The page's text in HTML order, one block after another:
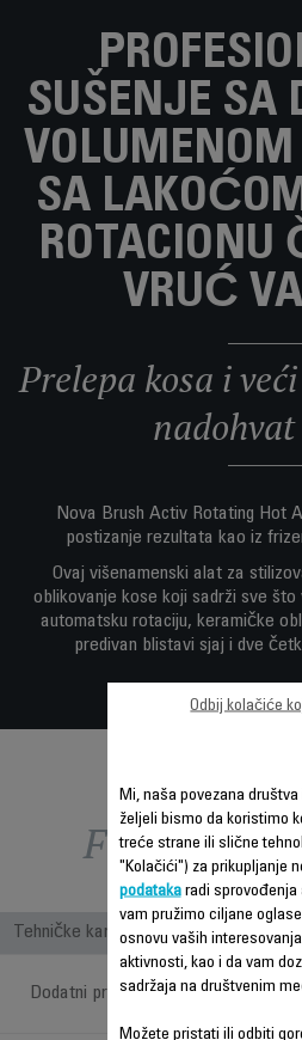
SUŠENJE SA
SA
ROTACIONU
VRUĆ
Prelepa kosa i
Nova Brush Activ Rotating Hot
postizanje rezultata kao iz
Ovaj višenamenski alat za
oblikovanje kose koji sadrži sve
automatsku rotaciju, keramičke
predivan blistavi sjaj i dve
Funkcije –
Tehničke karakteristike
Dodatni pribor uključen
40
Mi, naša povezana društva
željeli bismo da koristimo
treće strane ili slične
"Kolačići") za prikupljanje
podatakaradi sprovođenja
vam pružimo ciljane
osnovu vaših
aktivnosti, kao i da vam
sadržaja na društvenim
Možete pristati ili odbiti
Odbij kolačiće